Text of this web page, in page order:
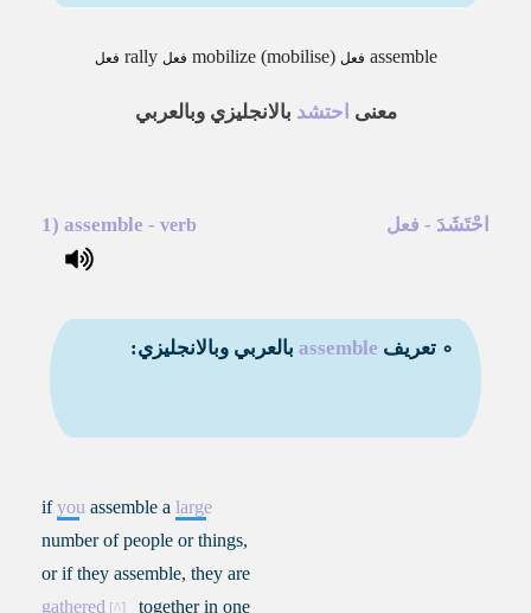
assemble فعل mobilize (mobilise) فعل rally فعل
معنى احتشد بالانجليزي وبالعربي
احْتَشَدَ - فعل 1) assemble - verb
∘ تعريف assemble بالعربي وبالانجليزي:
ifyou assemble a large
number of people or things,
or if they assemble, they are
gathered
together in one